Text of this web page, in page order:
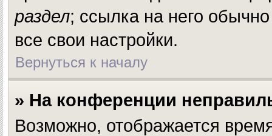
раздел; ссылка на него
все свои настройки.
Вернуться к началу
» На конференции
Возможно, отображается